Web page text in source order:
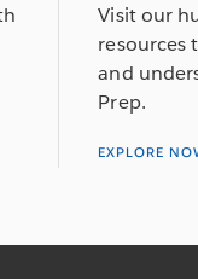
Visit our
resources
and
Prep.
EXPLORE